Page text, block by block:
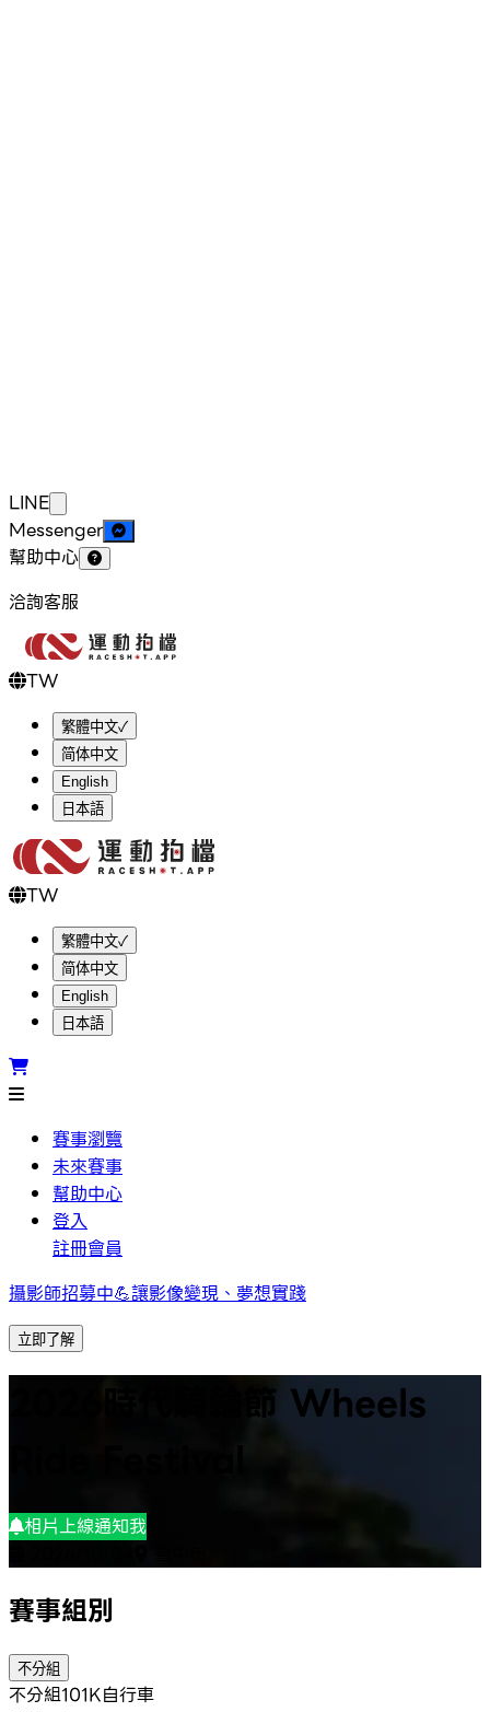
LINE
Messenger
幫助中心
洽詢客服
TW
繁體中文✓
简体中文
English
日本語
TW
繁體中文✓
简体中文
English
日本語
賽事瀏覽
未來賽事
幫助中心
登入
註冊會員
攝影師招募中💪讓影像變現、夢想實踐
立即了解
2026時代騎輪節 Wheels
相片上線通知我
賽事組別
不分組
不分組101K自行車